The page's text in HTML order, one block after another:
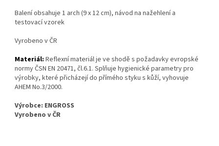
Balení obsahuje 1 arch (9 x 12 cm), návod na nažehlení a
testovací vzorek
Vyrobeno v ČR
Materiál: Reflexní materiál je ve shodě s požadavky evropské
normy ČSN EN 20471, čl.6.1. Splňuje hygienické parametry pro
výrobky, které přicházejí do přímého styku s kůží, vyhovuje
AHEM No.3/2000.
Výrobce: ENGROSS
Vyrobeno v ČR